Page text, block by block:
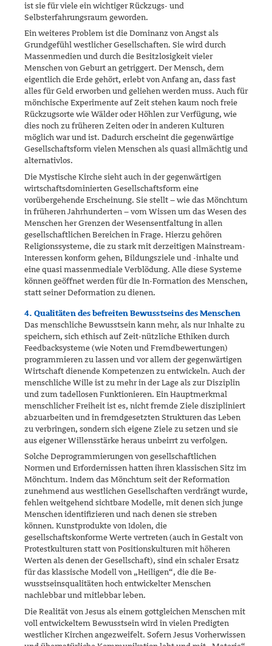
ist sie für viele ein wichtiger Rückzugs- und
Selbsterfahrungsraum geworden.
Ein weiteres Problem ist die Dominanz von Angst als
Grundgefühl westlicher Gesellschaften. Sie wird durch
Massenmedien und durch die Besitzlosigkeit vieler
Menschen von Geburt an getriggert. Der Mensch, dem
eigentlich die Erde gehört, erlebt von Anfang an, dass fast
alles für Geld erworben und geliehen werden muss. Auch für
mönchische Expe­rimente auf Zeit stehen kaum noch freie
Rückzugsorte wie Wälder oder Höhlen zur Verfügung, wie
dies noch zu früheren Zeiten oder in anderen Kulturen
möglich war und ist. Dadurch erscheint die gegenwärtige
Ge­sellschaftsform vielen Menschen als quasi allmächtig und
alternativlos.
Die Mystische Kirche sieht auch in der gegenwärtigen
wirtschafts­dominierten Gesellschaftsform eine
vorübergehende Erscheinung. Sie stellt – wie das Mönchtum
in früheren Jahrhunderten – vom Wissen um das Wesen des
Menschen her Grenzen der Wesensentfaltung in allen
gesellschaftlichen Bereichen in Frage. Hierzu gehören
Religionssysteme, die zu stark mit derzeitigen Mainstream-
Interessen konform gehen, Bildungsziele und -inhalte und
eine quasi massenmediale Verblödung. Alle diese Systeme
können geöffnet werden für die In-Formation des Menschen,
statt seiner Deformation zu dienen.
4. Qualitäten des befreiten Bewusstseins des Menschen
Das menschliche Bewusstsein kann mehr, als nur Inhalte zu
speichern, sich ethisch auf Zeit-nützliche Ethiken durch
Feedbacksysteme (wie Noten und Fremdbewertungen)
programmieren zu lassen und vor allem der gegenwärtigen
Wirtschaft dienende Kompetenzen zu entwickeln. Auch der
menschliche Wille ist zu mehr in der Lage als zur Disziplin
und zum tadellosen Funktionieren. Ein Hauptmerkmal
menschlicher Frei­heit ist es, nicht fremde Ziele diszipliniert
abzuarbeiten und in fremd­gesetzten Strukturen das Leben
zu verbringen, sondern sich eigene Ziele zu setzen und sie
aus eigener Willensstärke heraus unbeirrt zu verfolgen.
Solche Deprogrammierungen von gesellschaftlichen
Normen und Er­­fordernissen hatten ihren klassischen Sitz im
Mönchtum. Indem das Mönchtum seit der Reformation
zunehmend aus westlichen Gesell­schaften verdrängt wurde,
fehlen weitgehend sichtbare Modelle, mit denen sich junge
Menschen identifizieren und nach denen sie streben
können. Kunstprodukte von Idolen, die
gesellschaftskonforme Werte vertreten (auch in Gestalt von
Protestkulturen statt von Positions­kulturen mit höheren
Werten als denen der Gesellschaft), sind ein schaler Ersatz
für das klassische Modell von „Heiligen“, die die Be­
wusstseinsqualitäten hoch entwickelter Menschen
nachlebbar und mitlebbar leben.
Die Realität von Jesus als einem gottgleichen Menschen mit
voll ent­wickeltem Bewusstsein wird in vielen Predigten
westlicher Kirchen angezweifelt. Sofern Jesus Vorherwissen